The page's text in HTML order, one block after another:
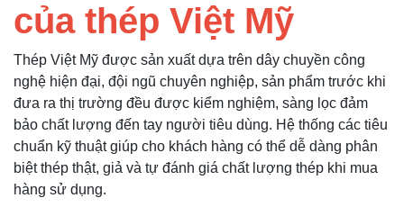
của thép Việt Mỹ
Thép Việt Mỹ được sản xuất dựa trên dây chuyền công
nghệ hiện đại, đội ngũ chuyên nghiệp, sản phẩm trước khi
đưa ra thị trường đều được kiểm nghiệm, sàng lọc đảm
bảo chất lượng đến tay người tiêu dùng. Hệ thống các tiêu
chuẩn kỹ thuật giúp cho khách hàng có thể dễ dàng phân
biệt thép thật, giả và tự đánh giá chất lượng thép khi mua
hàng sử dụng.